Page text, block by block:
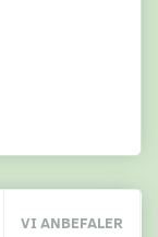
VI ANBEFALER